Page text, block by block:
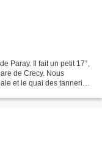
Paray. Il fait un petit 17°,
de Crecy. Nous
et le quai des tanneries